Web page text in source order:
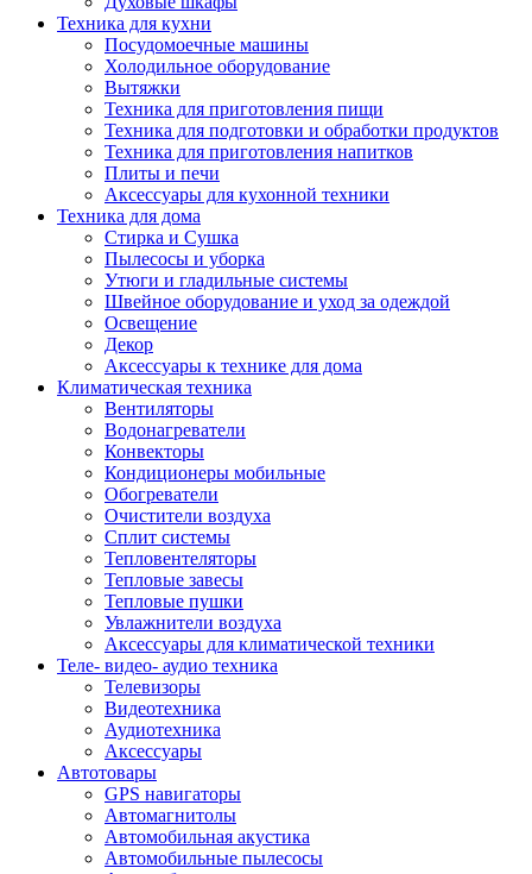
Техника для кухни
Посудомоечные машины
Холодильное оборудование
Вытяжки
Техника для приготовления пищи
Техника для подготовки и обработки продуктов
Техника для приготовления напитков
Плиты и печи
Аксессуары для кухонной техники
Техника для дома
Стирка и Сушка
Пылесосы и уборка
Утюги и гладильные системы
Швейное оборудование и уход за одеждой
Освещение
Декор
Аксессуары к технике для дома
Климатическая техника
Вентиляторы
Водонагреватели
Конвекторы
Кондиционеры мобильные
Обогреватели
Очистители воздуха
Сплит системы
Тепловентеляторы
Тепловые завесы
Тепловые пушки
Увлажнители воздуха
Аксессуары для климатической техники
Теле- видео- аудио техника
Телевизоры
Видеотехника
Аудиотехника
Аксессуары
Автотовары
GPS навигаторы
Автомагнитолы
Автомобильная акустика
Автомобильные пылесосы